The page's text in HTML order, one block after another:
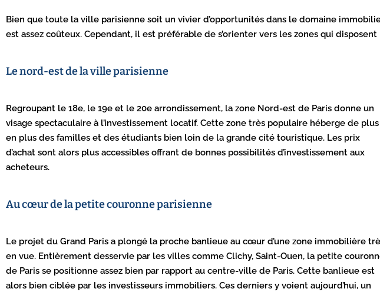
Bien que toute la ville parisienne soit un vivier d’opportunités dans le domaine
est assez coûteux. Cependant, il est préférable de s’orienter vers les zones qui
Le nord-est de la ville parisienne
Regroupant le 18e, le 19e et le 20e arrondissement, la zone Nord-est de Paris donne un
visage spectaculaire à l’investissement locatif. Cette zone très populaire héberge de plus
en plus des familles et des étudiants bien loin de la grande cité touristique. Les prix
d’achat sont alors plus accessibles offrant de bonnes possibilités d’investissement aux
acheteurs.
Au cœur de la petite couronne parisienne
Le projet du Grand Paris a plongé la proche banlieue au cœur d’une zone immobilière
en vue. Entièrement desservie par les villes comme Clichy, Saint-Ouen, la petite
de Paris se positionne assez bien par rapport au centre-ville de Paris. Cette banlieue est
alors bien ciblée par les investisseurs immobiliers. Ces derniers y voient aujourd’hui, un